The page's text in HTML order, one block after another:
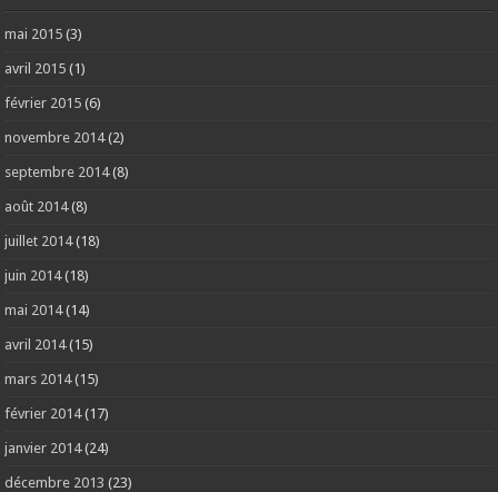
mai 2015 (3)
avril 2015 (1)
février 2015 (6)
novembre 2014(2)
septembre 2014(8)
août 2014(8)
juillet 2014(18)
juin 2014(18)
mai 2014(14)
avril 2014(15)
mars 2014(15)
février 2014(17)
janvier 2014(24)
décembre 2013 (23)